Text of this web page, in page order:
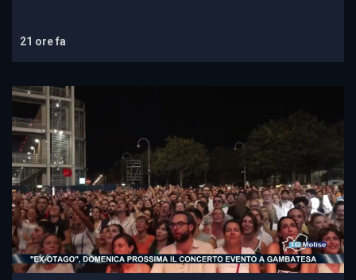
21 ore fa